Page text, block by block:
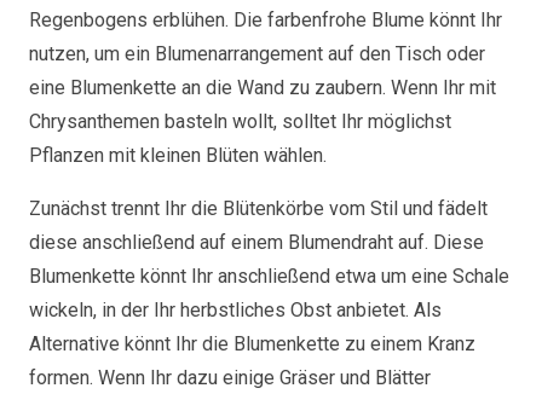
Regenbogens erblühen. Die farbenfrohe Blume könnt Ihr
nutzen, um ein Blumenarrangement auf den Tisch oder
eine Blumenkette an die Wand zu zaubern. Wenn Ihr mit
Chrysanthemen basteln wollt, solltet Ihr möglichst
Pflanzen mit kleinen Blüten wählen.
Zunächst trennt Ihr die Blütenkörbe vom Stil und fädelt
diese anschließend auf einem Blumendraht auf. Diese
Blumenkette könnt Ihr anschließend etwa um eine Schale
wickeln, in der Ihr herbstliches Obst anbietet. Als
Alternative könnt Ihr die Blumenkette zu einem Kranz
formen. Wenn Ihr dazu einige Gräser und Blätter